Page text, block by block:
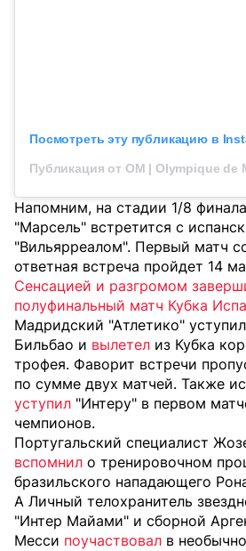
Посмотреть эту публикацию в
Напомним, на стадии 1/8
"Марсель" встретится с
"Вильярреалом". Первый матч
ответная встреча пройдет 14
Сенсацией и разгромом
полуфинальный матч Кубка
Мадридский "Атлетико"
Бильбао и вылетел из Кубка
трофея. Фаворит встречи
по сумме двух матчей. Также и
уступил "Интеру" в первом
чемпионов.
Португальский специалист
вспомнил о тренировочном
бразильского нападающего
А Личный телохранитель
"Интер Майами" и сборной
Месси поучаствовал в